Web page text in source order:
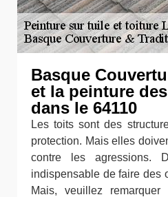
Basque
et la peinture
dans le 64110
Les toits sont des
protection. Mais elles
contre les agressions.
indispensable de faire des
Mais, veuillez